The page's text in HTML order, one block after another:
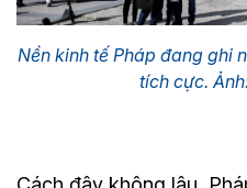
Nền kinh tế Pháp đang ghi
tích cực.